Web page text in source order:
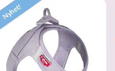
Nyhet!